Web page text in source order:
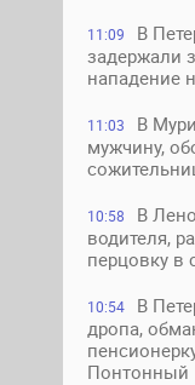
11:09
В
задержали
нападение
11:03
В
мужчину,
10:58
В
водителя,
перцовку в
10:54
В
дропа,
Понтонный